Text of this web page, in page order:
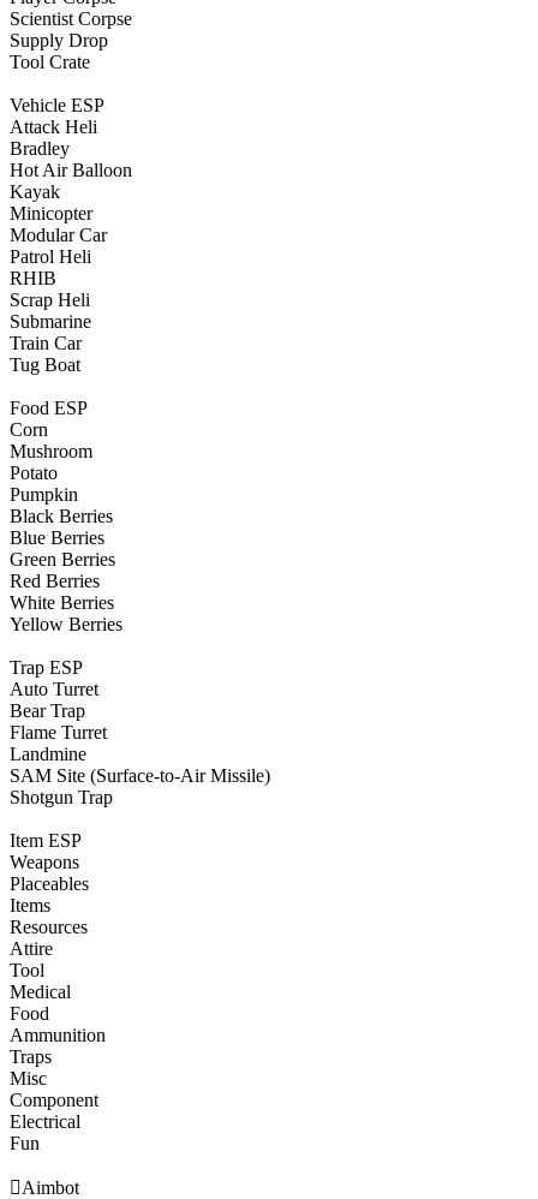
Scientist Corpse
Supply Drop
Tool Crate
Vehicle ESP
Attack Heli
Bradley
Hot Air Balloon
Kayak
Minicopter
Modular Car
Patrol Heli
RHIB
Scrap Heli
Submarine
Train Car
Tug Boat
Food ESP
Corn
Mushroom
Potato
Pumpkin
Black Berries
Blue Berries
Green Berries
Red Berries
White Berries
Yellow Berries
Trap ESP
Auto Turret
Bear Trap
Flame Turret
Landmine
SAM Site (Surface-to-Air Missile)
Shotgun Trap
Item ESP
Weapons
Placeables
Items
Resources
Attire
Tool
Medical
Food
Ammunition
Traps
Misc
Component
Electrical
Fun
Aimbot